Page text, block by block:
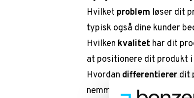
Hvilket problem løser dit
typisk også dine kunder
Hvilken kvalitet har dit
at positionere dit produkt
Hvordan differentiererdit
nemmere ved at